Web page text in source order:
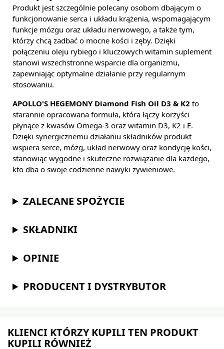
Produkt jest szczególnie polecany osobom dbającym o
funkcjonowanie serca i układu krążenia, wspomagającym
funkcje mózgu oraz układu nerwowego, a także tym,
którzy chcą zadbać o mocne kości i zęby. Dzięki
połączeniu oleju rybiego i kluczowych witamin suplement
stanowi wszechstronne wsparcie dla organizmu,
zapewniając optymalne działanie przy regularnym
stosowaniu.
APOLLO'S HEGEMONY Diamond Fish Oil D3 & K2 to
starannie opracowana formuła, która łączy korzyści
płynące z kwasów Omega-3 oraz witamin D3, K2 i E.
Dzięki synergicznemu działaniu składników produkt
wspiera serce, mózg, układ nerwowy oraz kondycję kości,
stanowiąc wygodne i skuteczne rozwiązanie dla każdego,
kto dba o swoje codzienne nawyki żywieniowe.
ZALECANE SPOŻYCIE
SKŁADNIKI
OPINIE
PRODUCENT I DYSTRYBUTOR
KLIENCI KTÓRZY KUPILI TEN PRODUKT
KUPILI RÓWNIEŻ